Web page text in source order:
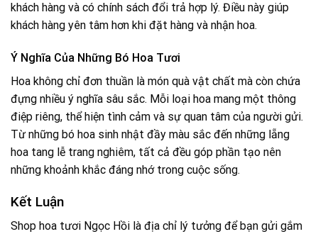
khách hàng và có chính sách đổi trả hợp lý. Điều này giúp
khách hàng yên tâm hơn khi đặt hàng và nhận hoa.
Ý Nghĩa Của Những Bó Hoa Tươi
Hoa không chỉ đơn thuần là món quà vật chất mà còn chứa
đựng nhiều ý nghĩa sâu sắc. Mỗi loại hoa mang một thông
điệp riêng, thể hiện tình cảm và sự quan tâm của người gửi.
Từ những bó hoa sinh nhật đầy màu sắc đến những lẵng
hoa tang lễ trang nghiêm, tất cả đều góp phần tạo nên
những khoảnh khắc đáng nhớ trong cuộc sống.
Kết Luận
Shop hoa tươi Ngọc Hồi là địa chỉ lý tưởng để bạn gửi gắm